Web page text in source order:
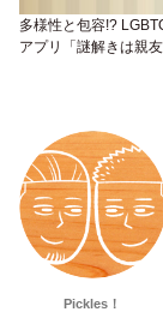
多様性と包容!?
アプリ「謎解きは親
Pickles！